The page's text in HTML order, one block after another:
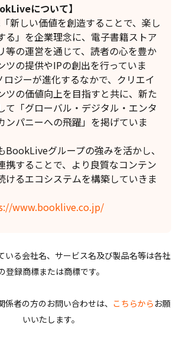
について】
新しい価値を創造することで、楽し
る」を企業理念に、電子書籍ストア
等の運営を通じて、読者の心を豊か
ツの提供やIPの創出を行っていま
ロジーが進化するなかで、クリエイ
ツの価値向上を目指すと共に、新た
て「グローバル・デジタル・エンタ
ンパニーへの飛躍」を掲げていま
グループの強みを活かし、
携することで、より良質なコンテン
けるエコシステムを構築していきま
www.booklive.co.jp/
いる会社名、サービス名及び製品名等は各社
登録商標または商標です。
者の方のお問い合わせは、 こちらから お願
いいたします。